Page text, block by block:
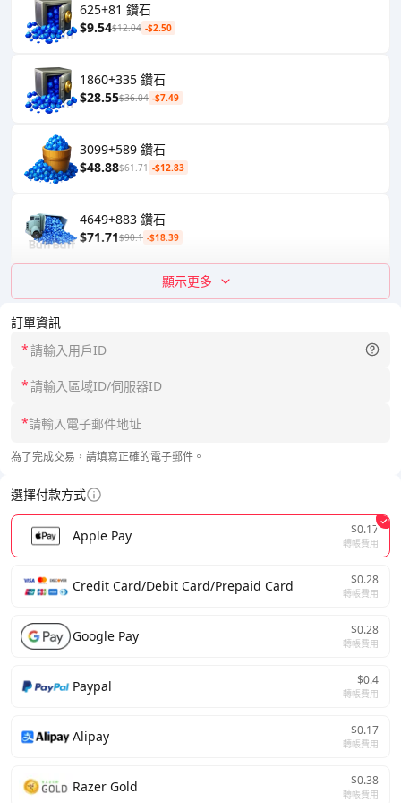
訂單資訊
*
*
*
為了完成交易，請填寫正確的電子郵件。
選擇付款方式
Apple Pay $0.17
轉帳費用
Credit Card/Debit Card/Prepaid Card $0.28
轉帳費用
Google Pay $0.28
轉帳費用
Paypal $0.4
轉帳費用
Alipay $0.17
轉帳費用
Razer Gold $0.38
轉帳費用
625+81 鑽石
$9.54$12.04 -$2.50
1860+335 鑽石
$28.55$36.04 -$7.49
3099+589 鑽石
$48.88$61.71 -$12.83
4649+883 鑽石
$71.71$90.1 -$18.39
顯示更多